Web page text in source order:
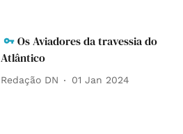
Os Aviadores da travessia do
Atlântico
Redação DN 01 Jan 2024